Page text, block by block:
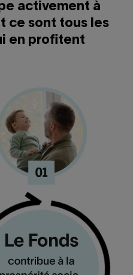
activement à
ce sont tous les
en profitent